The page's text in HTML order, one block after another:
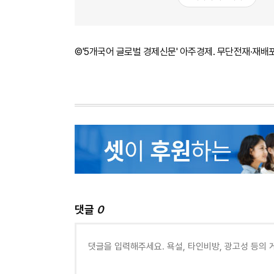
©'5개국어 글로벌 경제신문' 아주경제. 무단전재·재배
댓글 0